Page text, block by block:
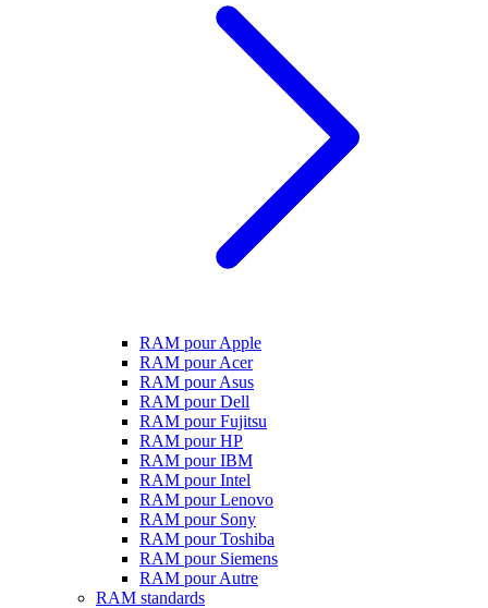
RAM pour Apple
RAM pour Acer
RAM pour Asus
RAM pour Dell
RAM pour Fujitsu
RAM pour HP
RAM pour IBM
RAM pour Intel
RAM pour Lenovo
RAM pour Sony
RAM pour Toshiba
RAM pour Siemens
RAM pour Autre
RAM standards